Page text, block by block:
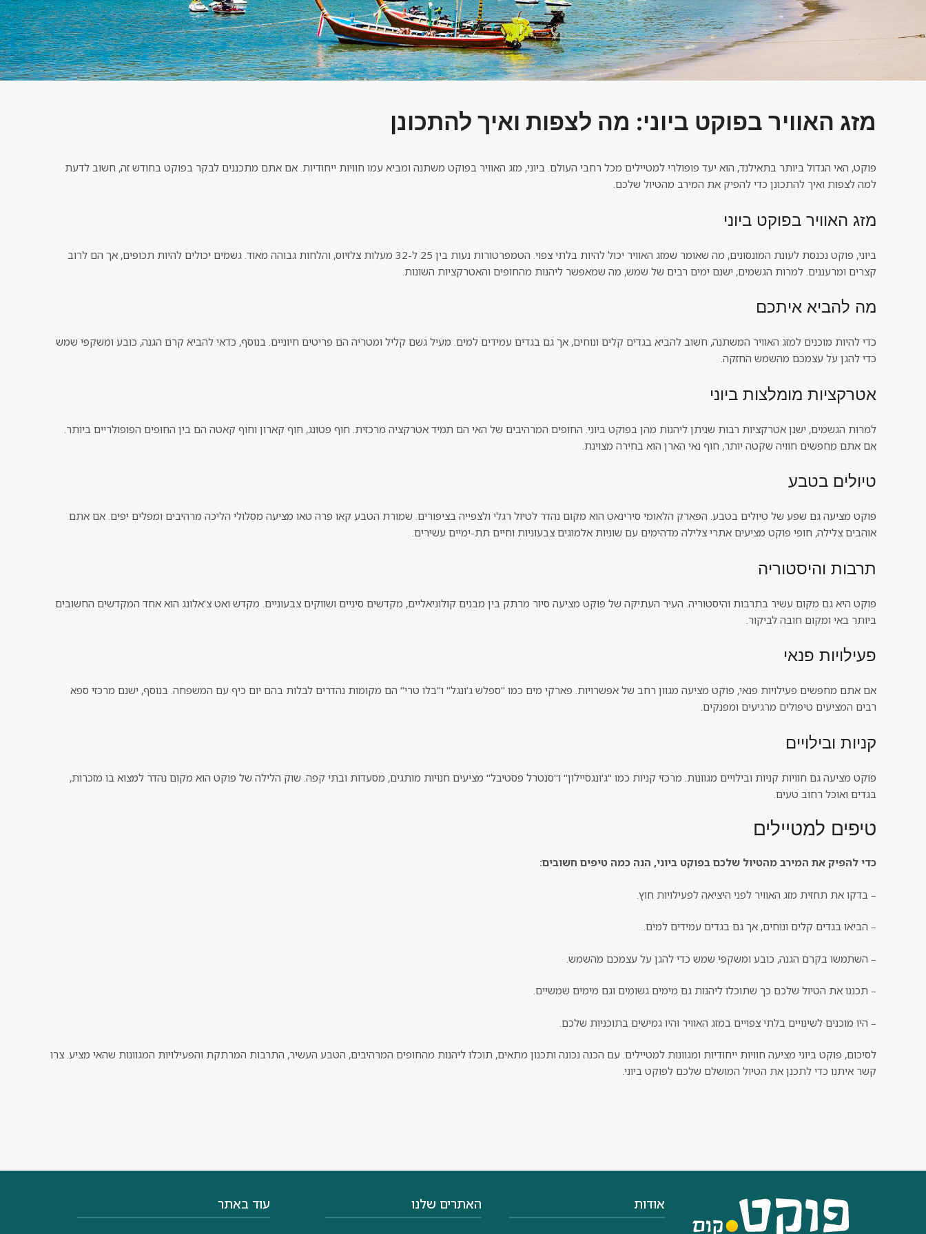
מזג האוויר בפוקט ביוני: מה לצפות ואיך להתכונן
פוקט, האי הגדול ביותר בתאילנד, הוא יעד פופולרי למטיילים מכל רחבי העולם. ביוני, מזג האוויר בפוקט משתנה ומביא עמו חוויות ייחודיות. אם אתם מתכננים לבקר בפוקט בחודש זה, חשוב לדעת
למה לצפות ואיך להתכונן כדי להפיק את המירב מהטיול שלכם.
מזג האוויר בפוקט ביוני
ביוני, פוקט נכנסת לעונת המונסונים, מה שאומר שמזג האוויר יכול להיות בלתי צפוי. הטמפרטורות נעות בין 25 ל-32 מעלות צלזיוס, והלחות גבוהה מאוד. גשמים יכולים להיות תכופים, אך הם לרוב
קצרים ומרעננים. למרות הגשמים, ישנם ימים רבים של שמש, מה שמאפשר ליהנות מהחופים והאטרקציות השונות.
מה להביא איתכם
כדי להיות מוכנים למזג האוויר המשתנה, חשוב להביא בגדים קלים ונוחים, אך גם בגדים עמידים למים. מעיל גשם קליל ומטריה הם פריטים חיוניים. בנוסף, כדאי להביא קרם הגנה, כובע ומשקפי שמש
כדי להגן על עצמכם מהשמש החזקה.
אטרקציות מומלצות ביוני
למרות הגשמים, ישנן אטרקציות רבות שניתן ליהנות מהן בפוקט ביוני. החופים המרהיבים של האי הם תמיד אטרקציה מרכזית. חוף פטונג, חוף קארון וחוף קאטה הם בין החופים הפופולריים ביותר.
אם אתם מחפשים חוויה שקטה יותר, חוף נאי הארן הוא בחירה מצוינת.
טיולים בטבע
פוקט מציעה גם שפע של טיולים בטבע. הפארק הלאומי סירינאט הוא מקום נהדר לטיול רגלי ולצפייה בציפורים. שמורת הטבע קאו פרה טאו מציעה מסלולי הליכה מרהיבים ומפלים יפים. אם אתם
אוהבים צלילה, חופי פוקט מציעים אתרי צלילה מדהימים עם שוניות אלמוגים צבעוניות וחיים תת-ימיים עשירים.
תרבות והיסטוריה
פוקט היא גם מקום עשיר בתרבות והיסטוריה. העיר העתיקה של פוקט מציעה סיור מרתק בין מבנים קולוניאליים, מקדשים סיניים ושווקים צבעוניים. מקדש ואט צ'אלונג הוא אחד המקדשים החשובים
ביותר באי ומקום חובה לביקור.
פעילויות פנאי
אם אתם מחפשים פעילויות פנאי, פוקט מציעה מגוון רחב של אפשרויות. פארקי מים כמו "ספלש ג'ונגל" ו"בלו טרי" הם מקומות נהדרים לבלות בהם יום כיף עם המשפחה. בנוסף, ישנם מרכזי ספא
רבים המציעים טיפולים מרגיעים ומפנקים.
קניות ובילויים
פוקט מציעה גם חוויות קניות ובילויים מגוונות. מרכזי קניות כמו "ג'ונגסיילון" ו"סנטרל פסטיבל" מציעים חנויות מותגים, מסעדות ובתי קפה. שוק הלילה של פוקט הוא מקום נהדר למצוא בו מזכרות,
בגדים ואוכל רחוב טעים.
טיפים למטיילים
כדי להפיק את המירב מהטיול שלכם בפוקט ביוני, הנה כמה טיפים חשובים:
– בדקו את תחזית מזג האוויר לפני היציאה לפעילויות חוץ.
– הביאו בגדים קלים ונוחים, אך גם בגדים עמידים למים.
– השתמשו בקרם הגנה, כובע ומשקפי שמש כדי להגן על עצמכם מהשמש.
– תכננו את הטיול שלכם כך שתוכלו ליהנות גם מימים גשומים וגם מימים שמשיים.
– היו מוכנים לשינויים בלתי צפויים במזג האוויר והיו גמישים בתוכניות שלכם.
לסיכום, פוקט ביוני מציעה חוויות ייחודיות ומגוונות למטיילים. עם הכנה נכונה ותכנון מתאים, תוכלו ליהנות מהחופים המרהיבים, הטבע העשיר, התרבות המרתקת והפעילויות המגוונות שהאי מציע. צרו
קשר איתנו כדי לתכנן את הטיול המושלם שלכם לפוקט ביוני.
עוד באתר האתרים שלנו אודות